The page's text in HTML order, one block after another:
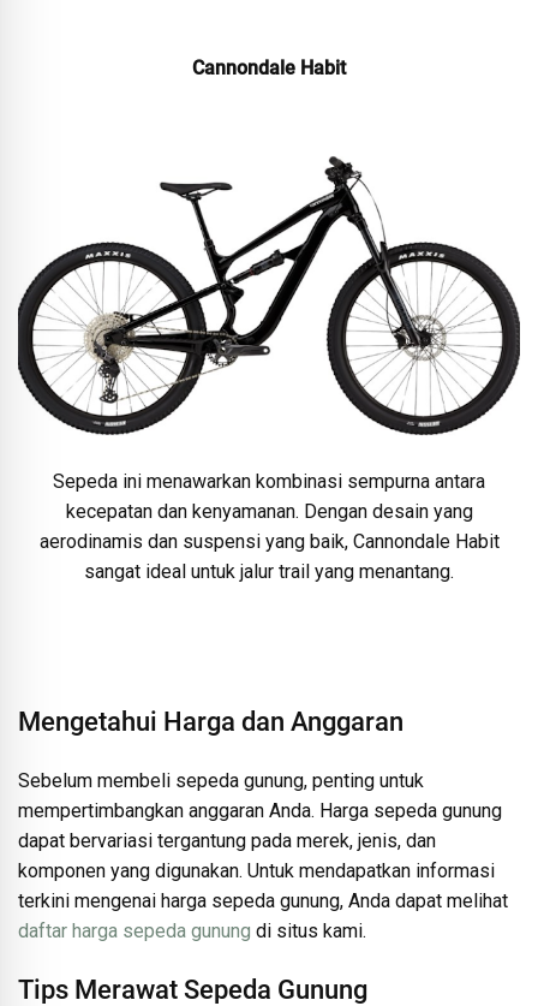
Cannondale Habit
Sepeda ini menawarkan kombinasi sempurna antara
kecepatan dan kenyamanan. Dengan desain yang
aerodinamis dan suspensi yang baik, Cannondale Habit
sangat ideal untuk jalur trail yang menantang.
Mengetahui Harga dan Anggaran
Sebelum membeli sepeda gunung, penting untuk
mempertimbangkan anggaran Anda. Harga sepeda gunung
dapat bervariasi tergantung pada merek, jenis, dan
komponen yang digunakan. Untuk mendapatkan informasi
terkini mengenai harga sepeda gunung, Anda dapat melihat
daftar harga sepeda gunung di situs kami.
Tips Merawat Sepeda Gunung